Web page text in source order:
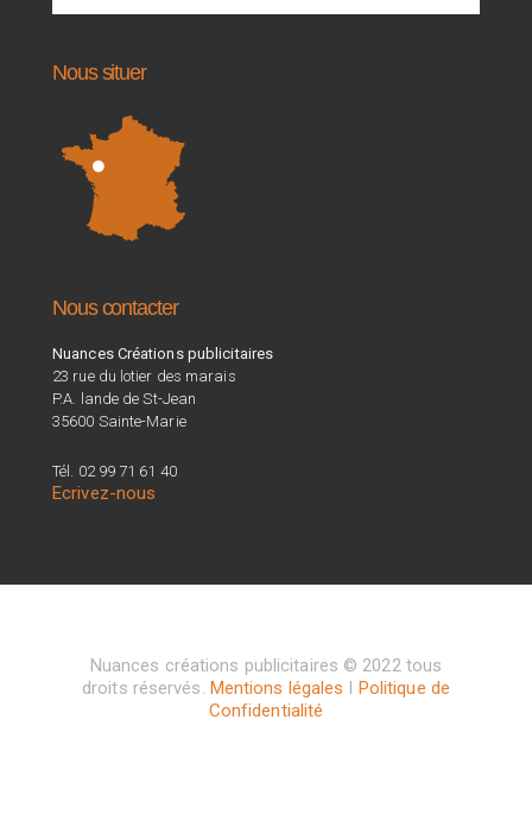
Nous situer
Nous contacter
Nuances Créations publicitaires
23 rue du lotier des marais
P.A. lande de St-Jean
35600 Sainte-Marie
Tél. 02 99 71 61 40
Ecrivez-nous
Nuances créations publicitaires © 2022 tous
droits réservés. Mentions légales I Politique de
Confidentialité